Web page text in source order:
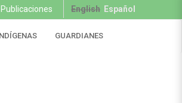
English Español
Publicaciones
GUARDIANES